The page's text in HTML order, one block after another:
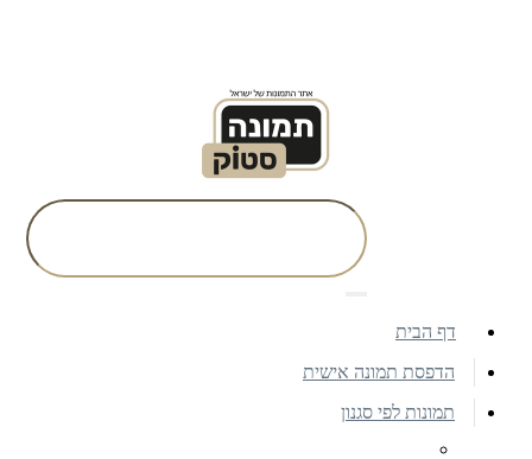
דף הבית
הדפסת תמונה אישית
תמונות לפי סגנון